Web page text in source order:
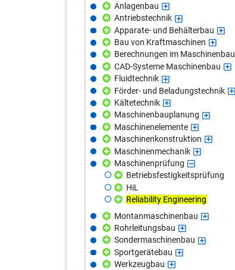
Anlagenbau
Antriebstechnik
Apparate- und Behälterbau
Bau von Kraftmaschinen
Berechnungen im Maschinenbau
CAD-Systeme Maschinenbau
Fluidtechnik
Förder- und Beladungstechnik
Kältetechnik
Maschinenbauplanung
Maschinenelemente
Maschinenkonstruktion
Maschinenmechanik
Maschinenprüfung
Betriebsfestigkeitsprüfung
HiL
Reliability Engineering
Montanmaschinenbau
Rohrleitungsbau
Sondermaschinenbau
Sportgerätebau
Werkzeugbau